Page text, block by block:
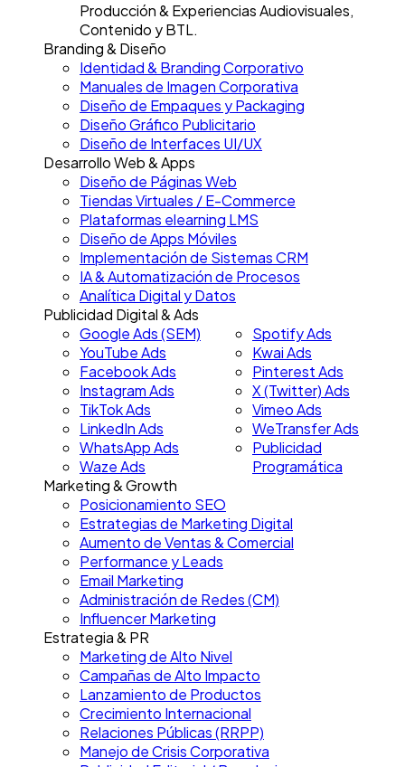
Producción & ExperienciasAudiovisuales,
Contenido y BTL.
Branding & Diseño
Identidad & Branding Corporativo
Manuales de Imagen Corporativa
Diseño de Empaques y Packaging
Diseño Gráfico Publicitario
Diseño de Interfaces UI/UX
Desarrollo Web & Apps
Diseño de Páginas Web
Tiendas Virtuales / E-Commerce
Plataformas elearning LMS
Diseño de Apps Móviles
Implementación de Sistemas CRM
IA & Automatización de Procesos
Analítica Digital y Datos
Publicidad Digital & Ads
Google Ads (SEM)
YouTube Ads
Facebook Ads
Instagram Ads
TikTok Ads
LinkedIn Ads
WhatsApp Ads
Waze Ads
Spotify Ads
Kwai Ads
Pinterest Ads
X (Twitter) Ads
Vimeo Ads
WeTransfer Ads
Publicidad
Programática
Marketing & Growth
Posicionamiento SEO
Estrategias de Marketing Digital
Aumento de Ventas & Comercial
Performance y Leads
Email Marketing
Administración de Redes (CM)
Influencer Marketing
Estrategia & PR
Marketing de Alto Nivel
Campañas de Alto Impacto
Lanzamiento de Productos
Crecimiento Internacional
Relaciones Públicas (RRPP)
Manejo de Crisis Corporativa